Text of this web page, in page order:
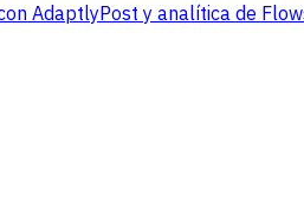
AdaptlyPost y analítica de